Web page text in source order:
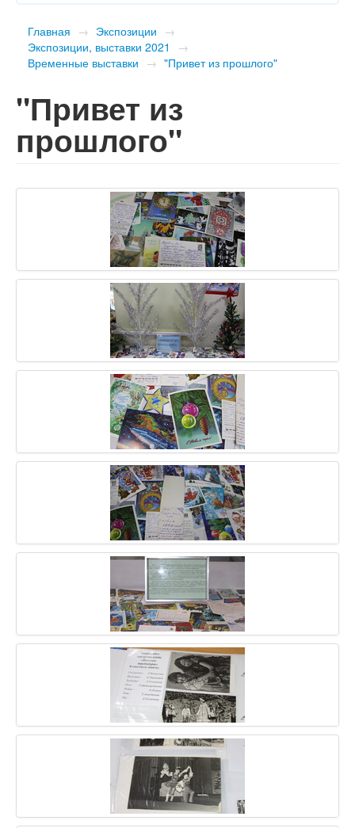
Главная → Экспозиции →
Экспозиции, выставки 2021
→
Временные выставки → "Привет из прошлого"
"Привет из
прошлого"